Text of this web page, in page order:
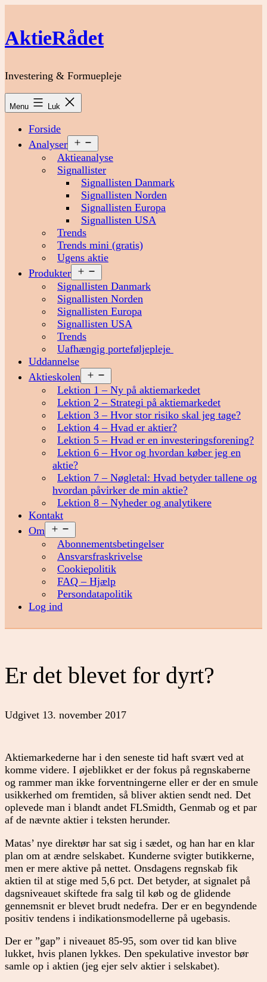
indhold
AktieRådet
Investering & Formuepleje
Menu Luk
Forside
Analyser
menu
Aktieanalyse
Signallister
Signallisten Danmark
Signallisten Norden
Signallisten Europa
Signallisten USA
Trends
Trends mini (gratis)
Ugens aktie
Produkter
menu
Signallisten Danmark
Signallisten Norden
Signallisten Europa
Signallisten USA
Trends
Uafhængig porteføljepleje
Uddannelse
Aktieskolen
menu
Lektion 1 – Ny på aktiemarkedet
Lektion 2 – Strategi på aktiemarkedet
Lektion 3 – Hvor stor risiko skal jeg tage?
Lektion 4 – Hvad er aktier?
Lektion 5 – Hvad er en investeringsforening?
Lektion 6 – Hvor og hvordan køber jeg en
aktie?
Lektion 7 – Nøgletal: Hvad betyder tallene og
hvordan påvirker de min aktie?
Lektion 8 – Nyheder og analytikere
Kontakt
Om
menu
Abonnementsbetingelser
Ansvarsfraskrivelse
Cookiepolitik
FAQ – Hjælp
Persondatapolitik
Log ind
Er det blevet for dyrt?
Udgivet 13. november 2017
Aktiemarkederne har i den seneste tid haft svært ved at
komme videre. I øjeblikket er der fokus på regnskaberne
og rammer man ikke forventningerne eller er der en smule
usikkerhed om fremtiden, så bliver aktien sendt ned. Det
oplevede man i blandt andet FLSmidth, Genmab og et par
af de nævnte aktier i teksten herunder.
Matas’ nye direktør har sat sig i sædet, og han har en klar
plan om at ændre selskabet. Kunderne svigter butikkerne,
men er mere aktive på nettet. Onsdagens regnskab fik
aktien til at stige med 5,6 pct. Det betyder, at signalet på
dagsniveauet skiftede fra salg til køb og de glidende
gennemsnit er blevet brudt nedefra. Der er en begyndende
positiv tendens i indikationsmodellerne på ugebasis.
Der er ”gap” i niveauet 85-95, som over tid kan blive
lukket, hvis planen lykkes. Den spekulative investor bør
samle op i aktien (jeg ejer selv aktier i selskabet).